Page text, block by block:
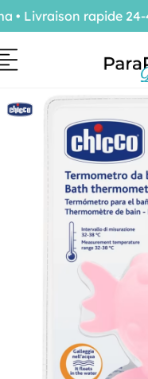
Livraison rapide 24-